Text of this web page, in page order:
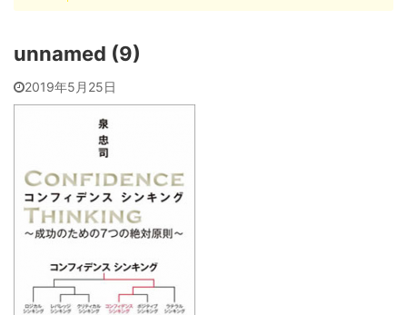
unnamed (9)
2019年5月25日